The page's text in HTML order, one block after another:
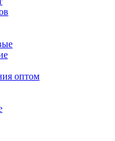
оптом